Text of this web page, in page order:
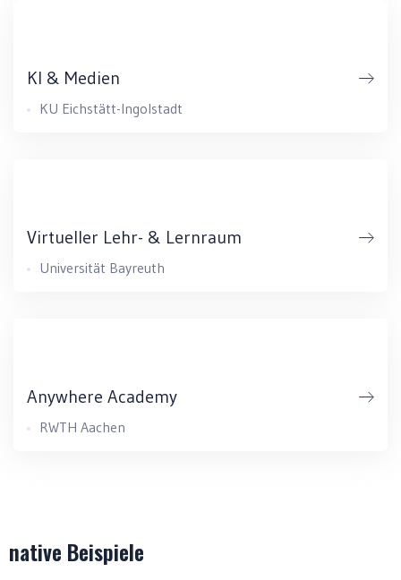
KI & Medien
KU Eichstätt-Ingolstadt
Virtueller Lehr- & Lernraum
Universität Bayreuth
Anywhere Academy
RWTH Aachen
native Beispiele